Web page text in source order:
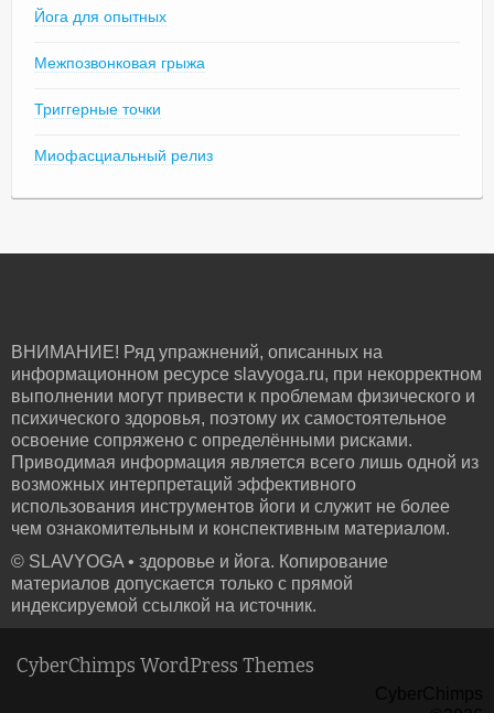
Йога для опытных
Межпозвонковая грыжа
Триггерные точки
Миофасциальный релиз
ВНИМАНИЕ! Ряд упражнений, описанных на
информационном ресурсе slavyoga.ru, при некорректном
выполнении могут привести к проблемам физического и
психического здоровья, поэтому их самостоятельное
освоение сопряжено с определёнными рисками.
Приводимая информация является всего лишь одной из
возможных интерпретаций эффективного
использования инструментов йоги и служит не более
чем ознакомительным и конспективным материалом.
© SLAVYOGA • здоровье и йога. Копирование
материалов допускается только с прямой
индексируемой ссылкой на источник.
CyberChimps WordPress Themes